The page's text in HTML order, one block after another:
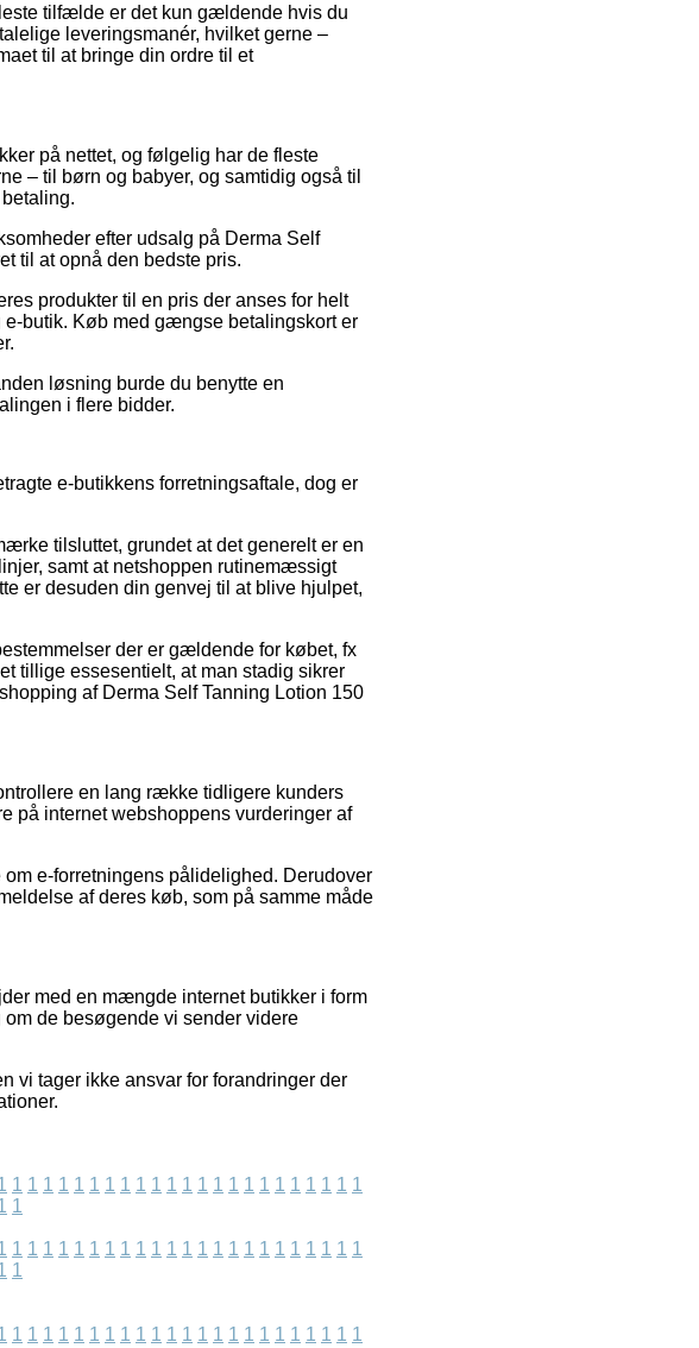
tilfælde er det kun gældende hvis du
leveringsmanér, hvilket gerne –
til at bringe din ordre til et
på nettet, og følgelig har de fleste
– til børn og babyer, og samtidig også til
efter udsalg på Derma Self
til at opnå den bedste pris.
produkter til en pris der anses for helt
butik. Køb med gængse betalingskort er
løsning burde du benytte en
i flere bidder.
e-butikkens forretningsaftale, dog er
tilsluttet, grundet at det generelt er en
samt at netshoppen rutinemæssigt
er desuden din genvej til at blive hjulpet,
der er gældende for købet, fx
tillige essesentielt, at man stadig sikrer
af Derma Self Tanning Lotion 150
en lang række tidligere kunders
på internet webshoppens vurderinger af
e-forretningens pålidelighed. Derudover
af deres køb, som på samme måde
med en mængde internet butikker i form
de besøgende vi sender videre
vi tager ikke ansvar for forandringer der
1 1 1 1 1 1 1 1 1 1 1 1 1 1 1 1 1 1 1 1 1 1 1
1
1 1 1 1 1 1 1 1 1 1 1 1 1 1 1 1 1 1 1 1 1 1 1
1
1 1 1 1 1 1 1 1 1 1 1 1 1 1 1 1 1 1 1 1 1 1 1